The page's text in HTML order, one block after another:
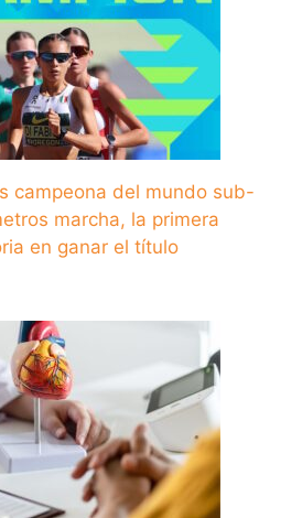
campeona del mundo sub-
marcha, la primera
en ganar el título